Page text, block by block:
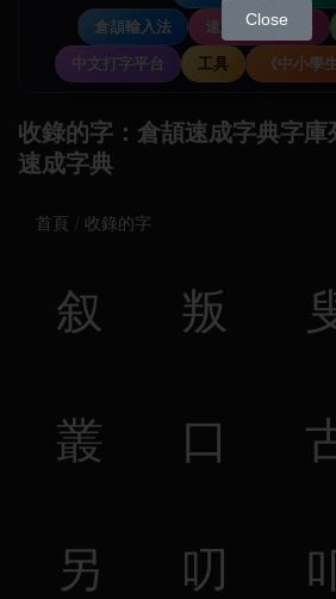
倉頡輸入法
速成輸入法教學
中文打字平台
工具 《中小學
收錄的字：倉頡速成字典字
速成字典
首頁 收錄的字
叙 叛
叢 口
另 叨
Close